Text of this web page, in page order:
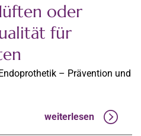
oder
für
– Prävention und
weiterlesen